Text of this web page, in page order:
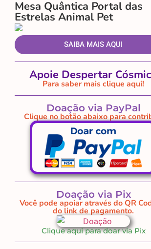
Mesa Quântica Portal das
Estrelas Animal Pet
SAIBA MAIS AQUI
Apoie Despertar
Para saber mais clique aqui!
Doação via PayPal
Clique no botão abaixo para
Doação via Pix
Você pode apoiar através do QR
do link de pagamento.
Clique aqui para doar via Pix